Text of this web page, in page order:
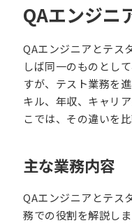
QAエンジニ
QAエンジニアとテス
しば同一のものとし
すが、テスト業務を
キル、年収、キャリ
こでは、その違いを
主な業務内容
QAエンジニアとテス
務での役割を解説しま